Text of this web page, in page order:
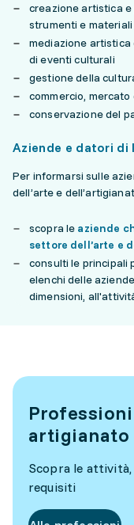
creazione artistica
strumenti e materiali
mediazione artistica
di eventi culturali
gestione della
commercio, mercato
conservazione del
Aziende e datori di
Per informarsi sulle
dell’arte e
scopra le aziende
settore dell’arte e
consulti le principali
elenchi delle
dimensioni,
artigianato
Scopra le
requisiti